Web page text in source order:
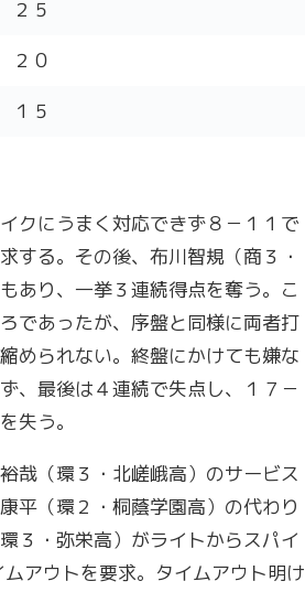
２５
２０
１５
クにうまく対応できず８－１１で
する。その後、布川智規（商３・
あり、一挙３連続得点を奪う。こ
であったが、序盤と同様に両者打
められない。終盤にかけても嫌な
、最後は４連続で失点し、１７－
失う。
哉（環３・北嵯峨高）のサービス
平（環２・桐蔭学園高）の代わり
３・弥栄高）がライトからスパイ
アウトを要求。タイムアウト明け